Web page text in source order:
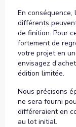
En conséquence,
différents
de finition. Pour
fortement de
votre projet en
envisagez
édition limitée.
Nous précisons
ne sera fourni
différeraient en
au lot initial.